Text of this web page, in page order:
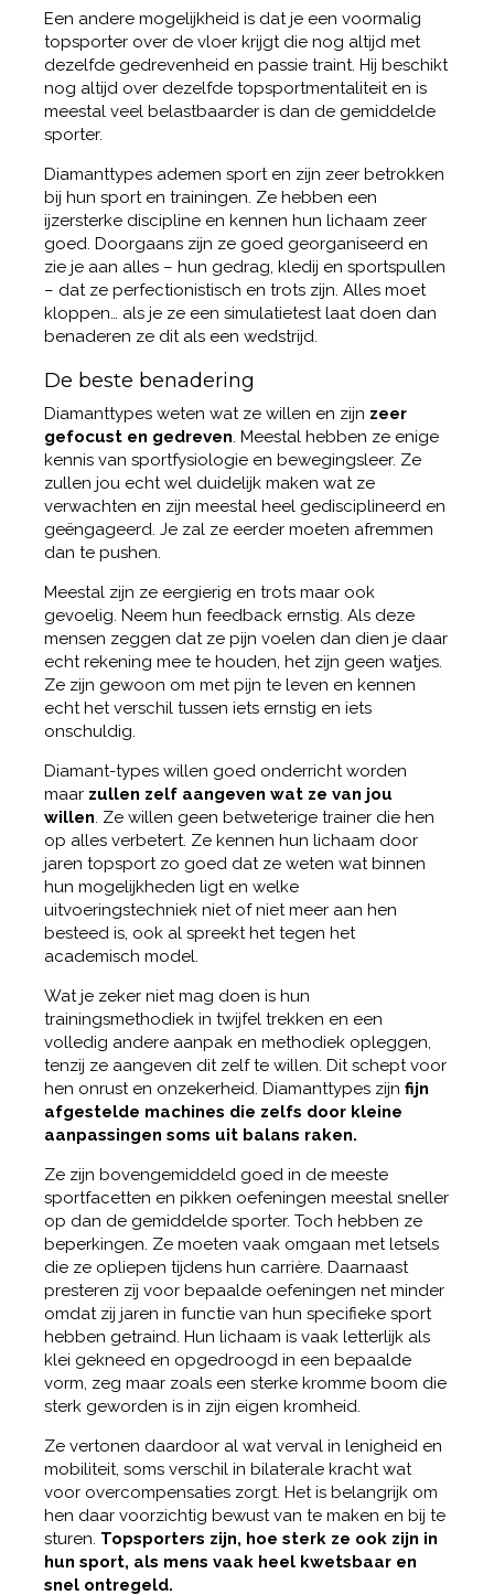
Een andere mogelijkheid is dat je een voormalig
topsporter over de vloer krijgt die nog altijd met
dezelfde gedrevenheid en passie traint. Hij beschikt
nog altijd over dezelfde topsportmentaliteit en is
meestal veel belastbaarder is dan de gemiddelde
sporter.
Diamanttypes ademen sport en zijn zeer betrokken
bij hun sport en trainingen. Ze hebben een
ijzersterke discipline en kennen hun lichaam zeer
goed. Doorgaans zijn ze goed georganiseerd en
zie je aan alles – hun gedrag, kledij en sportspullen
– dat ze perfectionistisch en trots zijn. Alles moet
kloppen… als je ze een simulatietest laat doen dan
benaderen ze dit als een wedstrijd.
De beste benadering
Diamanttypes weten wat ze willen en zijn zeer
gefocust en gedreven. Meestal hebben ze enige
kennis van sportfysiologie en bewegingsleer. Ze
zullen jou echt wel duidelijk maken wat ze
verwachten en zijn meestal heel gedisciplineerd en
geëngageerd. Je zal ze eerder moeten afremmen
dan te pushen.
Meestal zijn ze eergierig en trots maar ook
gevoelig. Neem hun feedback ernstig. Als deze
mensen zeggen dat ze pijn voelen dan dien je daar
echt rekening mee te houden, het zijn geen watjes.
Ze zijn gewoon om met pijn te leven en kennen
echt het verschil tussen iets ernstig en iets
onschuldig.
Diamant-types willen goed onderricht worden
maar zullen zelf aangeven wat ze van jou
willen. Ze willen geen betweterige trainer die hen
op alles verbetert. Ze kennen hun lichaam door
jaren topsport zo goed dat ze weten wat binnen
hun mogelijkheden ligt en welke
uitvoeringstechniek niet of niet meer aan hen
besteed is, ook al spreekt het tegen het
academisch model.
Wat je zeker niet mag doen is hun
trainingsmethodiek in twijfel trekken en een
volledig andere aanpak en methodiek opleggen,
tenzij ze aangeven dit zelf te willen. Dit schept voor
hen onrust en onzekerheid. Diamanttypes zijn fijn
afgestelde machines die zelfs door kleine
aanpassingen soms uit balans raken.
Ze zijn bovengemiddeld goed in de meeste
sportfacetten en pikken oefeningen meestal sneller
op dan de gemiddelde sporter. Toch hebben ze
beperkingen. Ze moeten vaak omgaan met letsels
die ze opliepen tijdens hun carrière. Daarnaast
presteren zij voor bepaalde oefeningen net minder
omdat zij jaren in functie van hun specifieke sport
hebben getraind. Hun lichaam is vaak letterlijk als
klei gekneed en opgedroogd in een bepaalde
vorm, zeg maar zoals een sterke kromme boom die
sterk geworden is in zijn eigen kromheid.
Ze vertonen daardoor al wat verval in lenigheid en
mobiliteit, soms verschil in bilaterale kracht wat
voor overcompensaties zorgt. Het is belangrijk om
hen daar voorzichtig bewust van te maken en bij te
sturen. Topsporters zijn, hoe sterk ze ook zijn in
hun sport, als mens vaak heel kwetsbaar en
snel ontregeld.